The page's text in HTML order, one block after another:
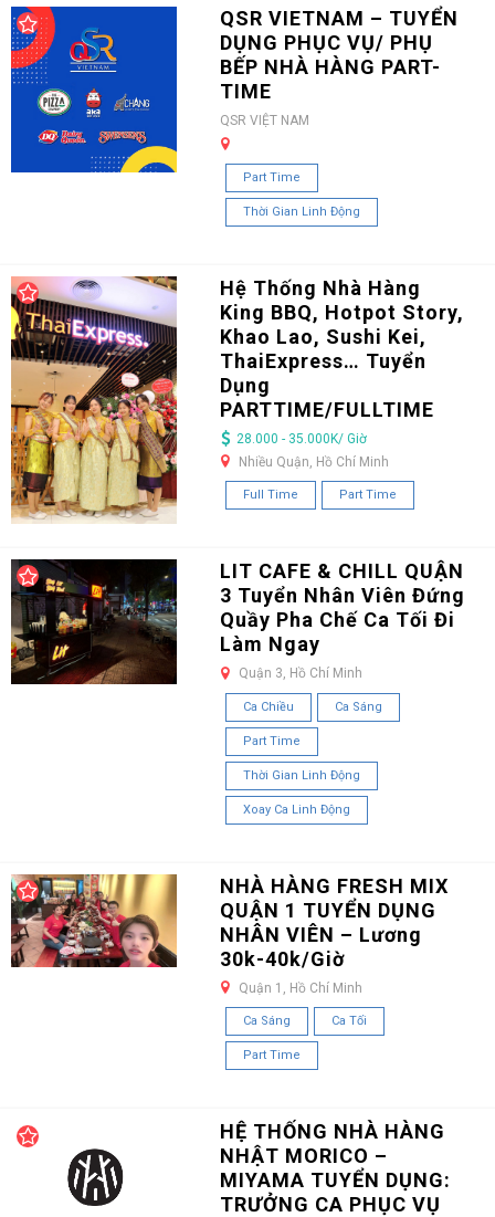
QSR VIETNAM – TUYỂN
DỤNG PHỤC VỤ/ PHỤ
BẾP NHÀ HÀNG PART-
TIME
QSR VIỆT NAM
Part Time
Thời Gian Linh Động
Hệ Thống Nhà Hàng
King BBQ, Hotpot Story,
Khao Lao, Sushi Kei,
ThaiExpress… Tuyển
Dụng
PARTTIME/FULLTIME
28.000 - 35.000K/ Giờ
Nhiều Quận, Hồ Chí Minh
Full Time Part Time
LIT CAFE & CHILL QUẬN
3 Tuyển Nhân Viên Đứng
Quầy Pha Chế Ca Tối Đi
Làm Ngay
Quận 3, Hồ Chí Minh
Ca Chiều Ca Sáng
Part Time
Thời Gian Linh Động
Xoay Ca Linh Động
NHÀ HÀNG FRESH MIX
QUẬN 1 TUYỂN DỤNG
NHÂN VIÊN – Lương
30k-40k/Giờ
Quận 1, Hồ Chí Minh
Ca Sáng Ca Tối
Part Time
HỆ THỐNG NHÀ HÀNG
NHẬT MORICO –
MIYAMA TUYỂN DỤNG:
TRƯỞNG CA PHỤC VỤ